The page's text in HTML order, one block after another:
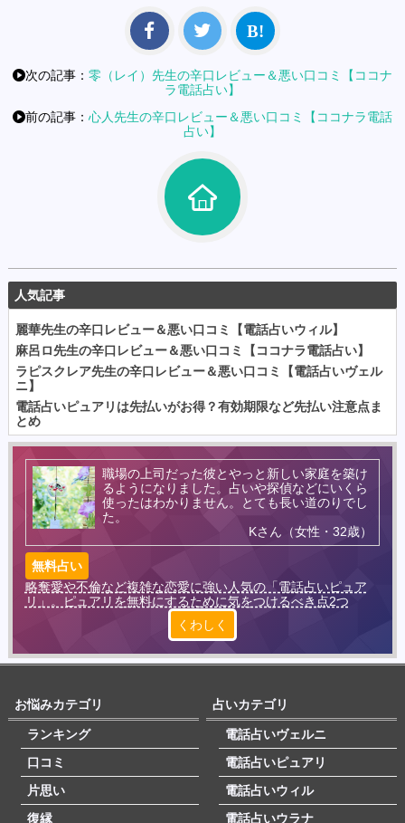
次の記事： 零（レイ）先生の辛口レビュー＆悪い口コミ【ココナ
ラ電話占い】
前の記事： 心人先生の辛口レビュー＆悪い口コミ【ココナラ電話
占い】
人気記事
麗華先生の辛口レビュー＆悪い口コミ【電話占いウィル】
麻呂ロ先生の辛口レビュー＆悪い口コミ【ココナラ電話占い】
ラピスクレア先生の辛口レビュー＆悪い口コミ【電話占いヴェル
ニ】
電話占いピュアリは先払いがお得？有効期限など先払い注意点ま
とめ
職場の上司だった彼とやっと新しい家庭を築け
るようになりました。占いや探偵などにいくら
使ったはわかりません。とても長い道のりでし
た。
Kさん（女性・32歳）
無料占い
略奪愛や不倫など複雑な恋愛に強い人気の「電話占いピュア
リ」。ピュアリを無料にするために気をつけるべき点2つ
くわしく
お悩みカテゴリ
ランキング
口コミ
片思い
復縁
占いカテゴリ
電話占いヴェルニ
電話占いピュアリ
電話占いウィル
電話占いウラナ